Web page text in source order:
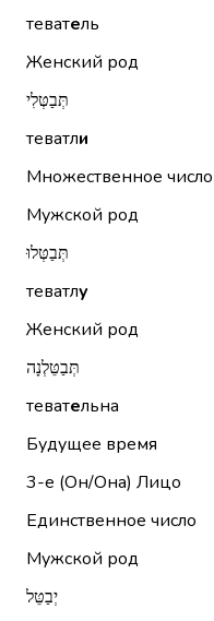
теватель
Женский род
תְּבַטְּלִי
теватли
Множественное число
Мужской род
תְּבַטְּלוּ
теватлу
Женский род
תְּבַטֵּלְנָה
тевательна
Будущее время
3-е (Он/Она) Лицо
Единственное число
Мужской род
יְבַטֵּל